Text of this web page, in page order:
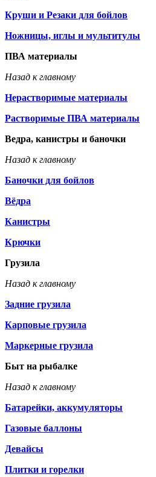
Круши и Резаки для бойлов
Ножницы, иглы и мультитулы
ПВА материалы
Назад к главному
Нерастворимые материалы
Растворимые ПВА материалы
Ведра, канистры и баночки
Назад к главному
Баночки для бойлов
Вёдра
Канистры
Крючки
Грузила
Назад к главному
Задние грузила
Карповые грузила
Маркерные грузила
Быт на рыбалке
Назад к главному
Батарейки, аккумуляторы
Газовые баллоны
Девайсы
Плитки и горелки